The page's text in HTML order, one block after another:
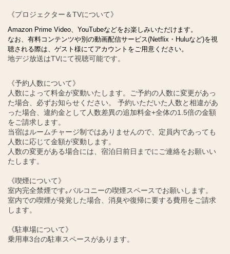
《プロジェクター＆TVについて》
Amazon Prime Video、YouTubeなどをお楽しみいただけます。
なお、有料コンテンツや別の動画配信サービス(Netflix・Huluなど)を視
聴される際は、ゲスト様にてアカウントをご用意ください。
地デジ放送はTVにて視聴可能です。
《予約人数について》
人数によって料金が変動いたします。ご予約の人数に変更があっ
た場合、必ずお知らせください。 予約いただいた人数と相違があ
った場合、違約金として人数差異の追加料金+全体の1.5倍の金額
をご請求します。
当宿はルームチャージ制ではありませんので、定員内であっても
人数に応じて金額が変動します。
人数の変更がある場合には、宿泊日前日までにご連絡をお願いい
たします。
《喫煙について》
室内完全禁煙です｡バルコニーの喫煙スペースでお願いします。
室内での喫煙が発覚した場合、消臭や復帰に要する費用をご請求
します。
《駐車場について》
乗用車3台の駐車スペースがあります。